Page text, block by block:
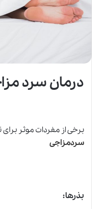
درمان سرد
برخی از مفردات موثر
سردمزاجی
بذرها: